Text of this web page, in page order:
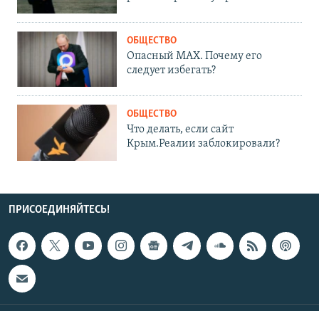
ОБЩЕСТВО
Опасный MAX. Почему его
следует избегать?
ОБЩЕСТВО
Что делать, если сайт
Крым.Реалии заблокировали?
ПРИСОЕДИНЯЙТЕСЬ!